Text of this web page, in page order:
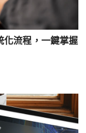
化流程，一鍵掌握